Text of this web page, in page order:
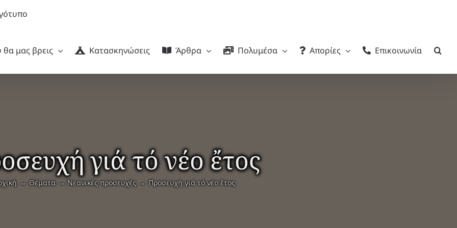
μας βρεις
Κατασκηνώσεις Άρθρα Πολυμέσα Απορίες Επικοινωνία
γιά τό νέο ἔτος
Θέματα Νεανικές προσευχές Προσευχή γιά τό νέο ἔτος